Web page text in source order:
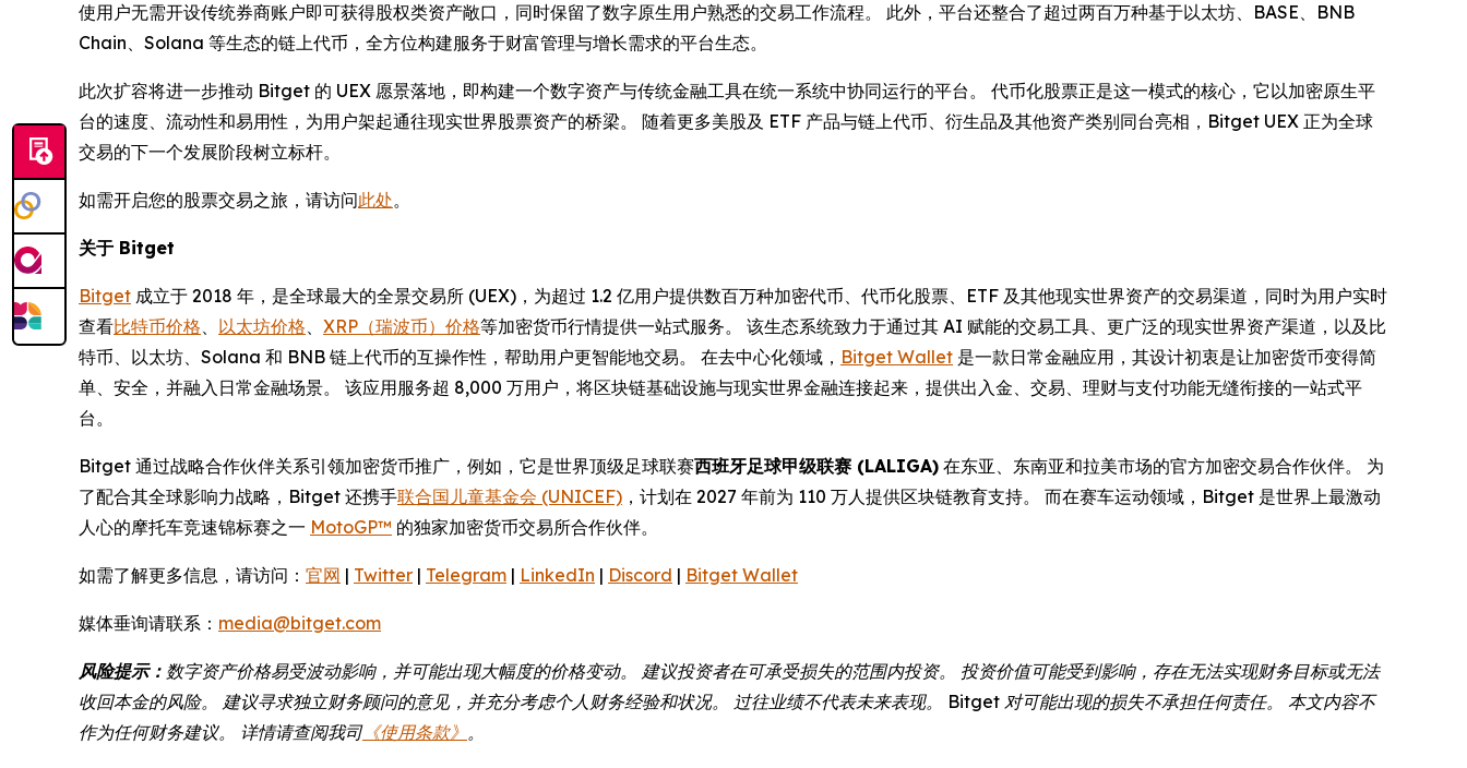
使用户无需开设传统券商账户即可获得股权类资产敞口，同时保留了数字原生用户熟悉的交易工作流程。 此外，平台还整合了超过两百万种基于以太坊、BASE、BNB
Chain、Solana 等生态的链上代币，全方位构建服务于财富管理与增长需求的平台生态。
此次扩容将进一步推动 Bitget 的 UEX 愿景落地，即构建一个数字资产与传统金融工具在统一系统中协同运行的平台。 代币化股票正是这一模式的核心，它以加密原生平
台的速度、流动性和易用性，为用户架起通往现实世界股票资产的桥梁。 随着更多美股及 ETF 产品与链上代币、衍生品及其他资产类别同台亮相，Bitget UEX 正为全球
交易的下一个发展阶段树立标杆。
如需开启您的股票交易之旅，请访问此处。
关于 Bitget
Bitget 成立于 2018 年，是全球最大的全景交易所 (UEX)，为超过 1.2 亿用户提供数百万种加密代币、代币化股票、ETF 及其他现实世界资产的交易渠道，同时为用户实时
查看比特币价格、 以太坊价格、 XRP（瑞波币）价格等加密货币行情提供一站式服务。 该生态系统致力于通过其 AI 赋能的交易工具、更广泛的现实世界资产渠道，以及比
特币、以太坊、Solana 和 BNB 链上代币的互操作性，帮助用户更智能地交易。 在去中心化领域， Bitget Wallet 是一款日常金融应用，其设计初衷是让加密货币变得简
单、安全，并融入日常金融场景。 该应用服务超 8,000 万用户，将区块链基础设施与现实世界金融连接起来，提供出入金、交易、理财与支付功能无缝衔接的一站式平
台。
Bitget 通过战略合作伙伴关系引领加密货币推广，例如，它是世界顶级足球联赛西班牙足球甲级联赛 (LALIGA) 在东亚、东南亚和拉美市场的官方加密交易合作伙伴。 为
了配合其全球影响力战略，Bitget 还携手联合国儿童基金会 (UNICEF) ，计划在 2027 年前为 110 万人提供区块链教育支持。 而在赛车运动领域，Bitget 是世界上最激动
人心的摩托车竞速锦标赛之一 MotoGP™ 的独家加密货币交易所合作伙伴。
如需了解更多信息，请访问： 官网 | Twitter | Telegram | LinkedIn | Discord | Bitget Wallet
媒体垂询请联系： media@bitget.com
风险提示： 数字资产价格易受波动影响，并可能出现大幅度的价格变动。 建议投资者在可承受损失的范围内投资。 投资价值可能受到影响，存在无法实现财务目标或无法
收回本金的风险。 建议寻求独立财务顾问的意见，并充分考虑个人财务经验和状况。 过往业绩不代表未来表现。 Bitget 对可能出现的损失不承担任何责任。 本文内容不
作为任何财务建议。 详情请查阅我司《使用条款》 。